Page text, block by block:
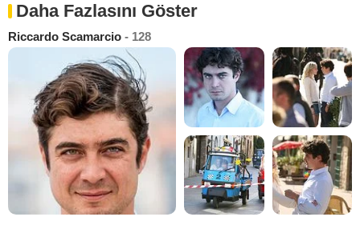
Daha Fazlasını Göster
Riccardo Scamarcio - 128